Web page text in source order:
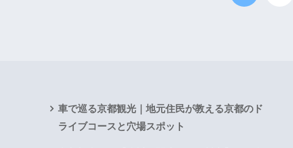
車で巡る京都観光｜地元住民が教える京都のド
ライブコースと穴場スポット